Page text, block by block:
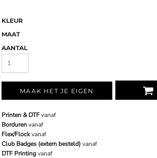
KLEUR
MAAT
AANTAL
MAAK HET JE EIGEN
Printen & DTFvanaf
Bordurenvanaf
Flex/Flockvanaf
Club Badges (extern besteld) vanaf
DTF Printingvanaf